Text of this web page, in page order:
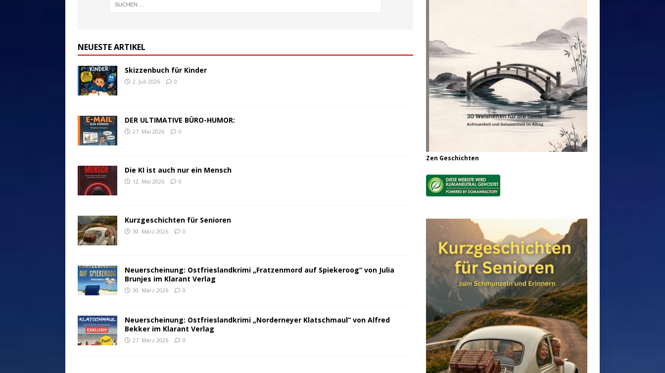
NEUESTE ARTIKEL
Skizzenbuch für Kinder
2. Juli 2026 0
DER ULTIMATIVE BÜRO-HUMOR:
27. Mai 2026 0
Die KI ist auch nur ein Mensch
12. Mai 2026 0
Kurzgeschichten für Senioren
30. März 2026 0
Neuerscheinung: Ostfrieslandkrimi „Fratzenmord auf Spiekeroog“ von Julia
Brunjes im Klarant Verlag
30. März 2026 0
Neuerscheinung: Ostfrieslandkrimi „Norderneyer Klatschmaul“ von Alfred
Bekker im Klarant Verlag
27. März 2026 0
Zen Geschichten